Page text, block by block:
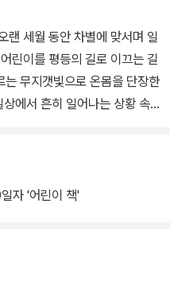
랜 세월 동안 차별에 맞서며 일
린이를 평등의 길로 이끄는 길
무지갯빛으로 온몸을 단장한
에서 흔히 일어나는 상황 속으
도전할 기회를 주는 것도, 다문
교를 대표할 기회를 주는 것
누는 것인 까닭이다.
자 '어린이 책'